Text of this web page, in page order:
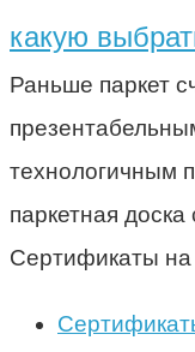
какую
Раньше паркет
технологичным
паркетная доска
Сертификаты